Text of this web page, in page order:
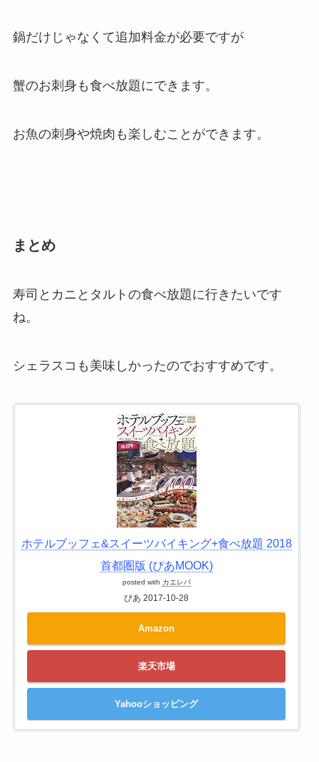
鍋だけじゃなくて追加料金が必要ですが
蟹のお刺身も食べ放題にできます。
お魚の刺身や焼肉も楽しむことができます。
まとめ
寿司とカニとタルトの食べ放題に行きたいです
ね。
シェラスコも美味しかったのでおすすめです。
ホテルブッフェ&スイーツバイキング+食べ放題 2018
首都圏版 (ぴあMOOK)
posted with カエレバ
ぴあ 2017-10-28
Amazon
楽天市場
Yahooショッピング